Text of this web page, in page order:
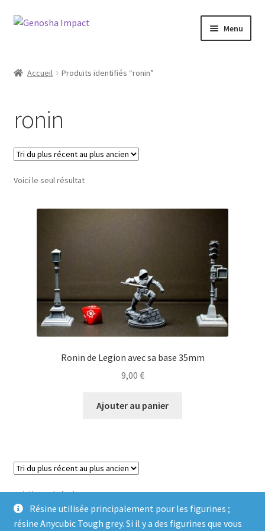
Résine utilisée principalement pour les figurines ;
résine Anycubic Tough grey. Si il y a des figurines que vous
Aller
navigation
Aller
Menu
Checkout
My account
Shop
Wishlist
Accueil Produits identifiés “ronin”
ronin
Voici le seul résultat
Ronin de Legion avec sa base 35mm
9,00 €
Ajouter au panier
Voici le seul résultat